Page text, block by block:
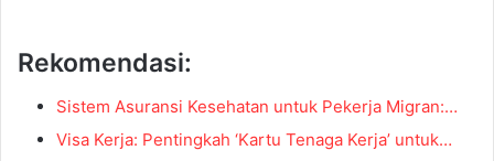
Rekomendasi:
Sistem Asuransi Kesehatan untuk Pekerja Migran:…
Visa Kerja: Pentingkah ‘Kartu Tenaga Kerja’ untuk…